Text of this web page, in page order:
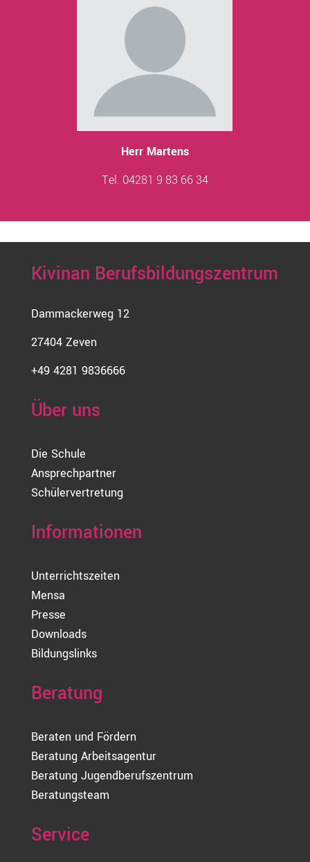
Herr Martens
Tel. 04281 9 83 66 34
Kivinan Berufsbildungszentrum
Dammackerweg 12
27404 Zeven
+49 4281 9836666
Über uns
Die Schule
Ansprechpartner
Schülervertretung
Informationen
Unterrichtszeiten
Mensa
Presse
Downloads
Bildungslinks
Beratung
Beraten und Fördern
Beratung Arbeitsagentur
Beratung Jugendberufszentrum
Beratungsteam
Service